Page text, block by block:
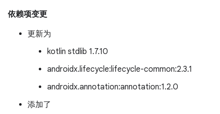
依赖项变更
更新为
kotlin stdlib 1.7.10
androidx.lifecycle:lifecycle-common:2.3.1
androidx.annotation:annotation:1.2.0
添加了